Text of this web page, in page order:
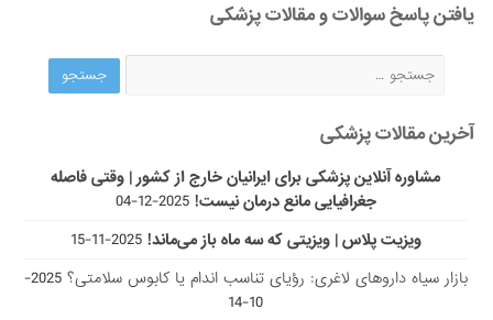
یافتن پاسخ سوالات و مقالات پزشکی
آخرین مقالات پزشکی
مشاوره آنلاین پزشکی برای ایرانیان خارج از کشور | وقتی فاصله
جغرافیایی مانع درمان نیست! 2025-12-04
ویزیت پلاس | ویزیتی که سه ماه باز می‌ماند! 2025-11-15
بازار سیاه داروهای لاغری: رؤیای تناسب اندام یا کابوس سلامتی؟
2025-
10-14